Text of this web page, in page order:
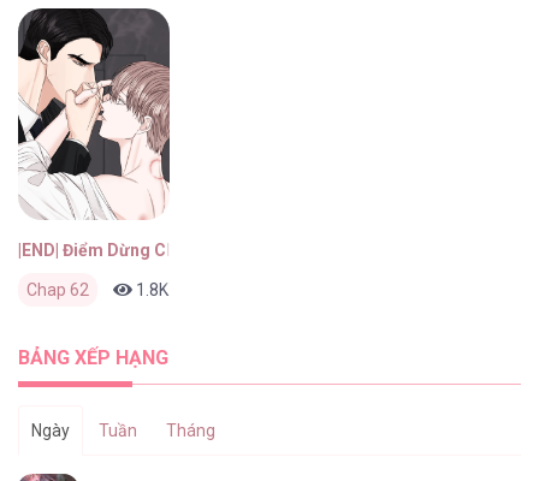
|END| Điểm Dừng Chân Cuối Cùng
Chap 62 1.8K
BẢNG XẾP HẠNG
Ngày Tuần Tháng